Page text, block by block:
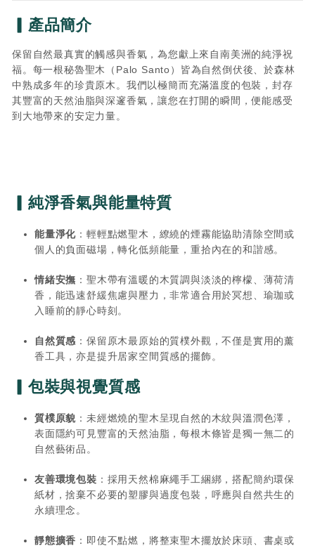
▎產品簡介
保留自然最真實的觸感與香氣，為您獻上來自南美洲的純淨祝
福。每一根秘魯聖木（Palo Santo）皆為自然倒伏後、於森林
中熟成多年的珍貴原木。我們以極簡而充滿溫度的包裝，封存
其豐富的天然油脂與深邃香氣，讓您在打開的瞬間，便能感受
到大地帶來的安定力量。
▎純淨香氣與能量特質
能量淨化 ：輕輕點燃聖木，繚繞的煙霧能協助清除空間或
個人的負面磁場，轉化低頻能量，重拾內在的和諧感。
情緒安撫 ：聖木帶有溫暖的木質調與淡淡的檸檬、薄荷清
香，能迅速舒緩焦慮與壓力，非常適合用於冥想、瑜珈或
入睡前的靜心時刻。
自然質感 ：保留原木最原始的質樸外觀，不僅是實用的薰
香工具，亦是提升居家空間質感的擺飾。
▎包裝與視覺質感
質樸原貌 ：未經燃燒的聖木呈現自然的木紋與溫潤色澤，
表面隱約可見豐富的天然油脂，每根木條皆是獨一無二的
自然藝術品。
友善環境包裝 ：採用天然棉麻繩手工綑綁，搭配簡約環保
紙材，捨棄不必要的塑膠與過度包裝，呼應與自然共生的
永續理念。
靜態擴香 ：即使不點燃，將整束聖木擺放於床頭、書桌或